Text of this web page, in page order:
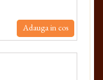
Adauga in cos